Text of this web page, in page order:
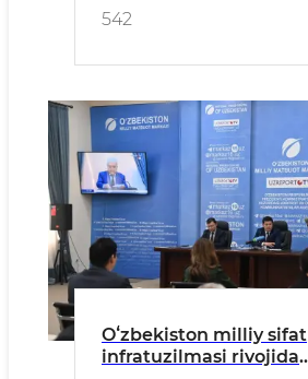
542
Oʻzbekiston milliy sifat
infratuzilmasi rivojida